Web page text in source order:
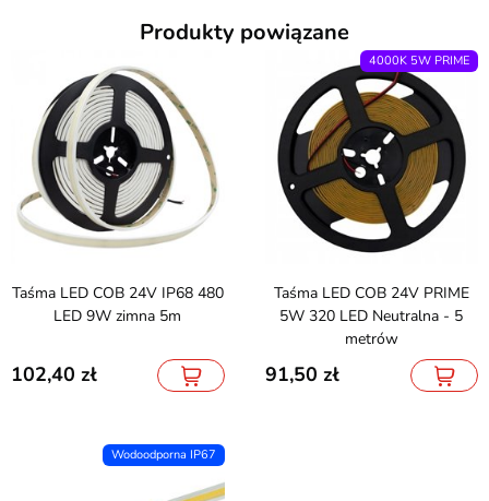
Produkty powiązane
Taśma LED COB 24V IP68 480
LED 9W zimna 5m
102,40
4000K 5W PRIME
Taśma LED COB 24V PRIME
5W 320 LED Neutralna - 5
metrów
91,50
Wodoodporna IP67